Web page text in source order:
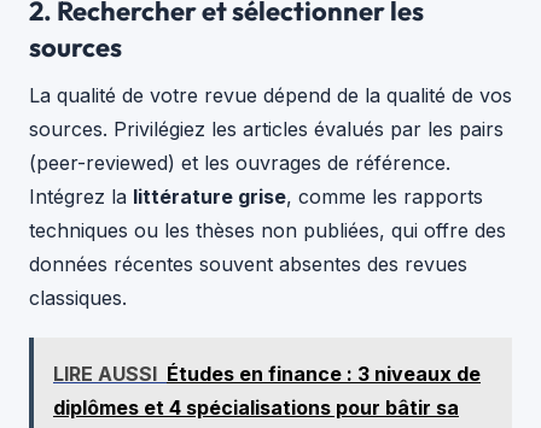
2. Rechercher et sélectionner les
sources
La qualité de votre revue dépend de la qualité de vos
sources. Privilégiez les articles évalués par les pairs
(peer-reviewed) et les ouvrages de référence.
Intégrez la littérature grise, comme les rapports
techniques ou les thèses non publiées, qui offre des
données récentes souvent absentes des revues
classiques.
LIRE AUSSI Études en finance : 3 niveaux de
diplômes et 4 spécialisations pour bâtir sa